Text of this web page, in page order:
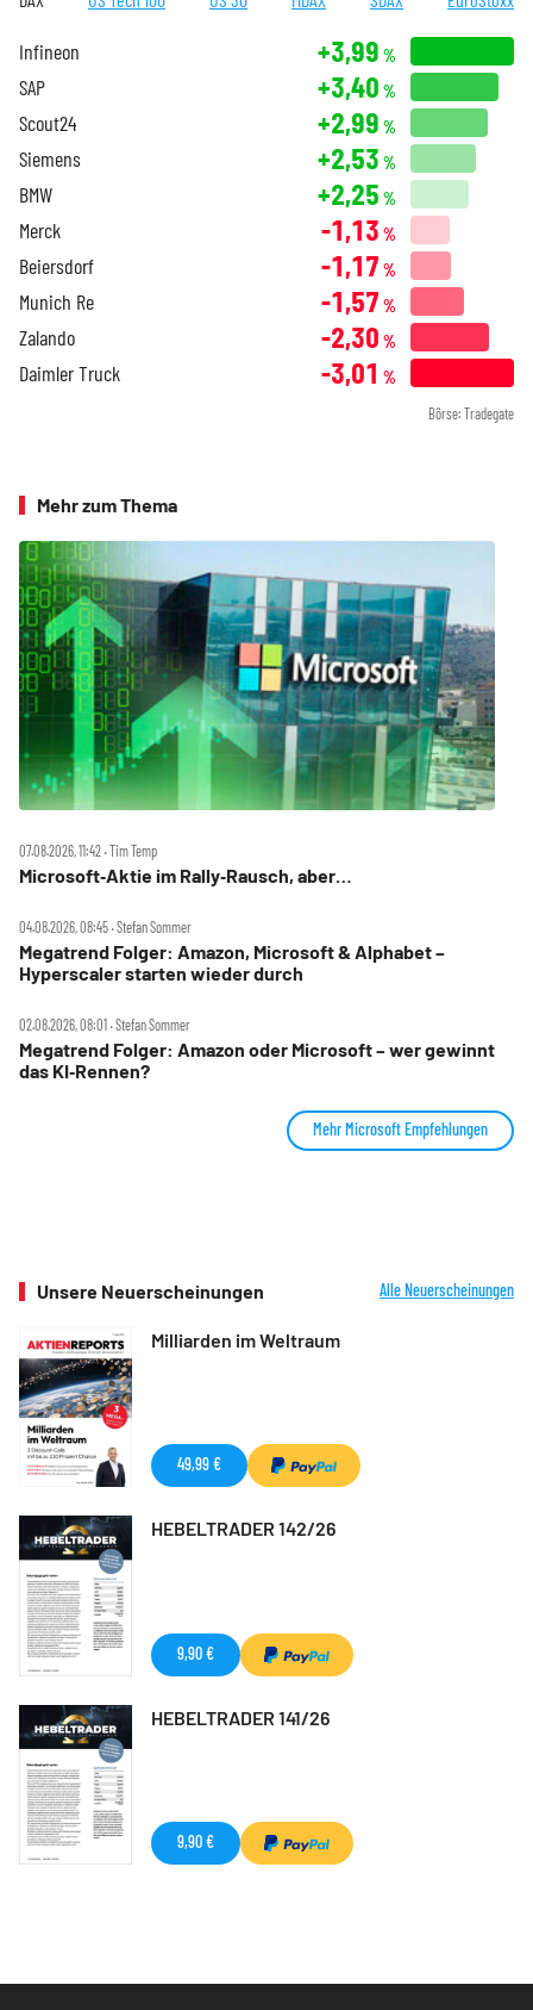
Infineon +3,99 %
SAP +3,40 %
Scout24 +2,99 %
Siemens +2,53 %
BMW +2,25 %
Merck -1,13 %
Beiersdorf -1,17 %
Munich Re -1,57 %
Zalando -2,30 %
Daimler Truck -3,01 %
Börse: Tradegate
Mehr zum Thema
07.08.2026, 11:42 ‧ Tim Temp
Microsoft‑Aktie im Rally‑Rausch, aber…
04.08.2026, 08:45 ‧ Stefan Sommer
Megatrend Folger: Amazon, Microsoft & Alphabet –
Hyperscaler starten wieder durch
02.08.2026, 08:01 ‧ Stefan Sommer
Megatrend Folger: Amazon oder Microsoft – wer gewinnt
das KI‑Rennen?
Mehr Microsoft Empfehlungen
Unsere Neuerscheinungen Alle Neuerscheinungen
Milliarden im Weltraum
49,99 €
HEBELTRADER 142/26
9,90 €
HEBELTRADER 141/26
9,90 €